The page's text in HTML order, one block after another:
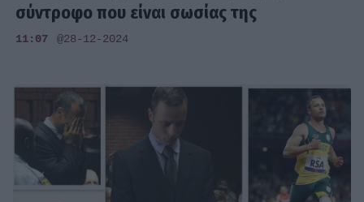
σύντροφο που είναι σωσίας της
11:07 @28-12-2024